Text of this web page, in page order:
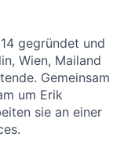
gegründet und
Wien, Mailand
Gemeinsam
um Erik
sie an einer